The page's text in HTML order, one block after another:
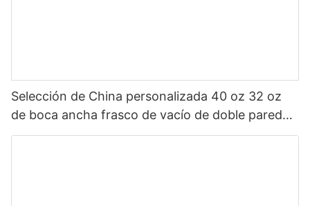
Selección de China personalizada 40 oz 32 oz
de boca ancha frasco de vacío de doble pared
botella de agua deportiva aislada de acero